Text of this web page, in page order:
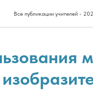
Все публикации учителей -